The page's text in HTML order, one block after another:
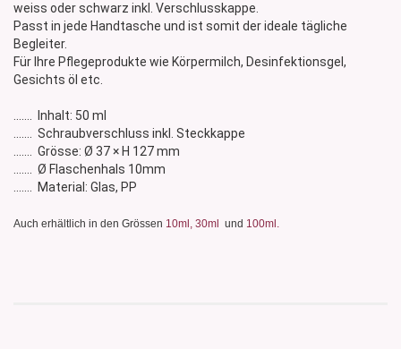
weiss oder schwarz inkl. Verschlusskappe.
Passt in jede Handtasche und ist somit der ideale tägliche
Begleiter.
Für Ihre Pflegeprodukte wie Körpermilch, Desinfektionsgel,
Gesichts öl etc.
....... Inhalt: 50 ml
....... Schraubverschluss inkl. Steckkappe
....... Grösse: Ø 37 × H 127 mm
....... Ø Flaschenhals 10mm
....... Material: Glas, PP
Auch erhältlich in den Grössen 10ml, 30ml und 100ml.